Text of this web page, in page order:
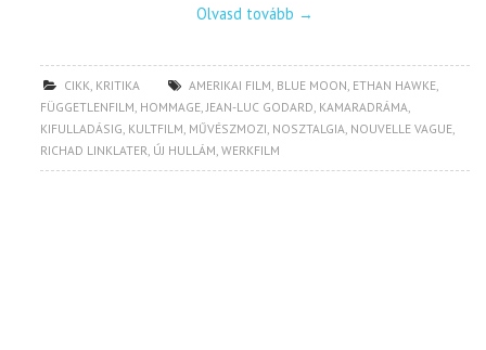
Olvasd tovább →
CIKK, KRITIKA AMERIKAI FILM, BLUE MOON, ETHAN HAWKE,
FÜGGETLENFILM, HOMMAGE,JEAN-LUC GODARD, KAMARADRÁMA,
KIFULLADÁSIG, KULTFILM, MŰVÉSZMOZI, NOSZTALGIA, NOUVELLE VAGUE,
RICHAD LINKLATER, ÚJ HULLÁM,WERKFILM